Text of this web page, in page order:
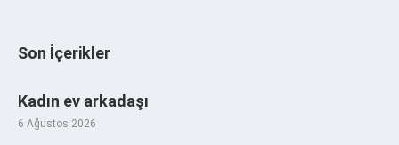
Son İçerikler
Kadın ev arkadaşı
6 Ağustos 2026